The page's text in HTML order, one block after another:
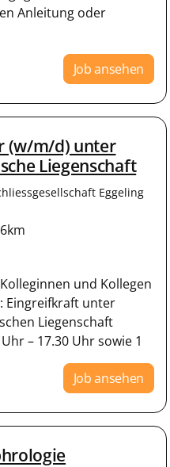
Anleitung oder
Job ansehen
(w/m/d) unter
Liegenschaft
Eggeling
und Kollegen
Eingreifkraft unter
Liegenschaft
– 17.30 Uhr sowie 1
Job ansehen